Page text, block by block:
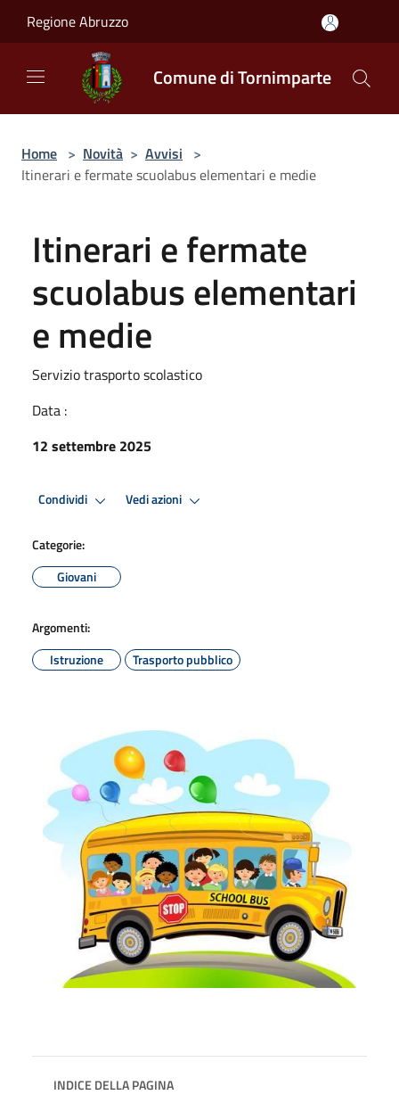
Regione Abruzzo
Comune di Tornimparte
Home > Novità > Avvisi >
Itinerari e fermate scuolabus elementari e medie
Itinerari e fermate
scuolabus elementari
e medie
Servizio trasporto scolastico
Data :
12 settembre 2025
Condividi Vedi azioni
Categorie:
Giovani
Argomenti:
Istruzione
Trasporto pubblico
INDICE DELLA PAGINA